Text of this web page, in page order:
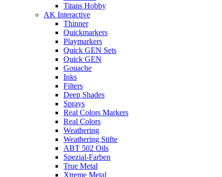
Titans Hobby
AK Interactive
Thinner
Quickmarkers
Playmarkers
Quick GEN Sets
Quick GEN
Gouache
Inks
Filters
Deep Shades
Sprays
Real Colors Markers
Real Colors
Weathering
Weathering Stifte
ABT 502 Oils
Spezial-Farben
True Metal
Xtreme Metal